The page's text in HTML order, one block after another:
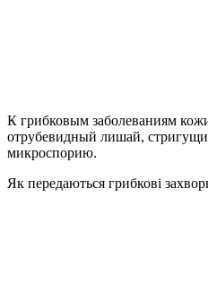
К грибковым заболеваниям
отрубевидный лишай,
микроспорию.
Як передаються грибкові